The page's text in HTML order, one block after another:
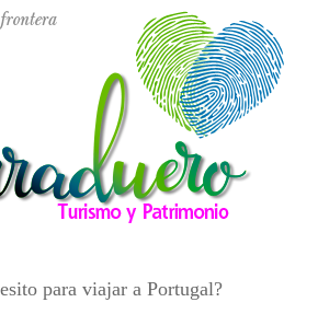
para viajar a Portugal?